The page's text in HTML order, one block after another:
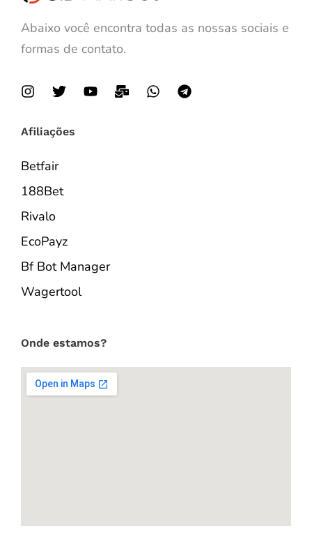
Abaixo você encontra todas as nossas sociais e
formas de contato.
Afiliações
Betfair
188Bet
Rivalo
EcoPayz
Bf Bot Manager
Wagertool
Onde estamos?